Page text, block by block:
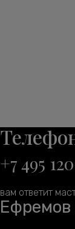
+7 495
вам ответит